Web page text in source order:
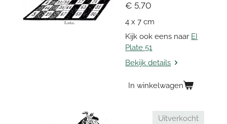
€ 5,70
4 x 7 cm
Kijk ook eens naar EI
Plate 51
Bekijk details
In winkelwagen
Uitverkocht